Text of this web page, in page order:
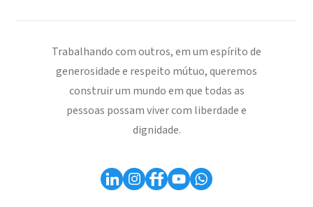
Trabalhando com outros, em um espírito de
generosidade e respeito mútuo, queremos
construir um mundo em que todas as
pessoas possam viver com liberdade e
dignidade.